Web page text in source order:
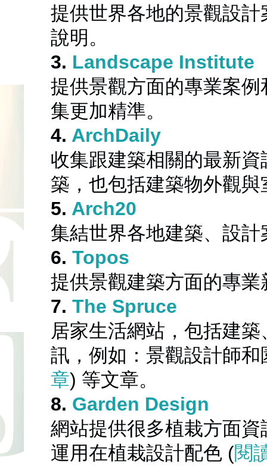
提供世界各地的景觀設
說明。
3. Landscape Institute
提供景觀方面的專業案
集更加精準。
4. ArchDaily
收集跟建築相關的最新
築，也包括建築物外觀
5. Arch20
集結世界各地建築、設
6. Topos
提供景觀建築方面的專
7. The Spruce
居家生活網站，包括建
訊，例如： 景觀設計師和
章) 等文章。
8. Garden Design
網站提供很多植栽方面資
運用在植栽設計配色 (閱